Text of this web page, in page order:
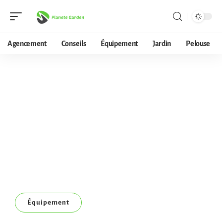
Agencement Conseils Équipement Jardin Pelouse
Équipement